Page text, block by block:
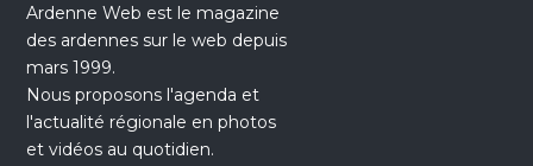
Ardenne Web est le magazine
des ardennes sur le web depuis
mars 1999.
Nous proposons l'agenda et
l'actualité régionale en photos
et vidéos au quotidien.